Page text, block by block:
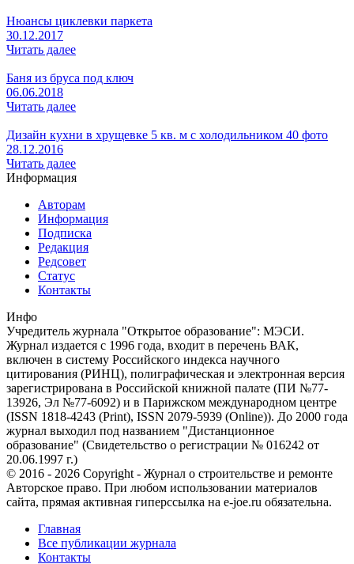
Нюансы циклевки паркета
30.12.2017
Читать далее
Баня из бруса под ключ
06.06.2018
Читать далее
Дизайн кухни в хрущевке 5 кв. м с холодильником 40 фото
28.12.2016
Читать далее
Информация
Авторам
Информация
Подписка
Редакция
Редсовет
Статус
Контакты
Инфо
Учредитель журнала "Открытое образование": МЭСИ.
Журнал издается с 1996 года, входит в перечень ВАК,
включен в систему Российского индекса научного
цитирования (РИНЦ), полиграфическая и электронная версия
зарегистрирована в Российской книжной палате (ПИ №77-
13926, Эл №77-6092) и в Парижском международном центре
(ISSN 1818-4243 (Print), ISSN 2079-5939 (Online)). До 2000 года
журнал выходил под названием "Дистанционное
образование" (Свидетельство о регистрации № 016242 от
20.06.1997 г.)
© 2016 - 2026 Copyright - Журнал о строительстве и ремонте
Авторское право. При любом использовании материалов
сайта, прямая активная гиперссылка на e-joe.ru обязательна.
Главная
Все публикации журнала
Контакты